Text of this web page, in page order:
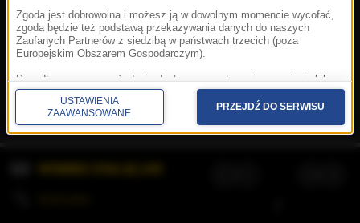
Korzystanie z portalu oznacza akceptację
Prywatność.Aplikacje.© 2026 Radio Muzyka
Fakty Grupa RMF sp. z o.o. sp. k.
Zgoda jest dobrowolna i możesz ją w dowolnym momencie wycofać,
zgoda będzie też podstawą przekazywania danych do naszych
Zaufanych Partnerów z siedzibą w państwach trzecich (poza
Europejskim Obszarem Gospodarczym).
Ponadto masz prawo żądania dostępu, sprostowania, usunięcia lub
ograniczenia przetwarzania danych, a także złożenia skargi do
Prezesa Urzędu Ochrony Danych Osobowych. W polityce prywatności
znajdziesz informacje jak wykonać swoje prawa. Szczegółowe
informacje na temat przetwarzania Twoich danych znajdują się w
USTAWIENIA
ZAAWANSOWANE
PRZEJDŹ DO SERWISU